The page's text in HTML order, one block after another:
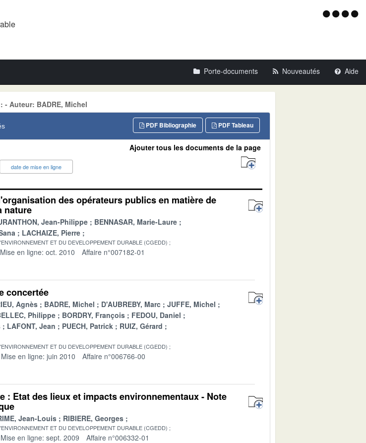
Menu
Porte-documents Nouveautés Aide
- Auteur: BADRE, Michel
PDF Tableau
PDF Bibliographie
date de mise en ligne
Ajouter tous les documents de la page
des opérateurs publics en matière de
nature
Jean-Philippe
BENNASAR, Marie-Laure
LACHAIZE, Pierre
ET DU DEVELOPPEMENT DURABLE (CGEDD)
Mise en ligne: oct. 2010 Affaire n°007182-01
concertée
Agnès BADRE, Michel D'AUBREBY, Marc
JUFFE, Michel
Philippe BORDRY, François
FEDOU, Daniel
LAFONT, Jean PUECH, Patrick
RUIZ, Gérard
ET DU DEVELOPPEMENT DURABLE (CGEDD)
Mise en ligne: juin 2010 Affaire n°006766-00
: Etat des lieux et impacts environnementaux - Note
Jean-Louis RIBIERE, Georges
ET DU DEVELOPPEMENT DURABLE (CGEDD)
Mise en ligne: sept. 2009 Affaire n°006332-01